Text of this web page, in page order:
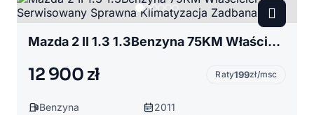
Mazda 2 II 1.3 1.3Benzyna 75KM Właściciel Serwisowany Sprawna Klimatyzacja Zadbana
12 900 zł Raty199zł/msc
Benzyna
2011